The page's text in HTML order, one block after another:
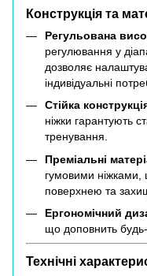
Конструкція та
Регульована
регулювання у
дозволяє
індивідуальні
Стійка
ніжки гарантують
тренування.
Преміальні
гумовими ніжками,
поверхнею та
Ергономічний
що доповнить
Технічні